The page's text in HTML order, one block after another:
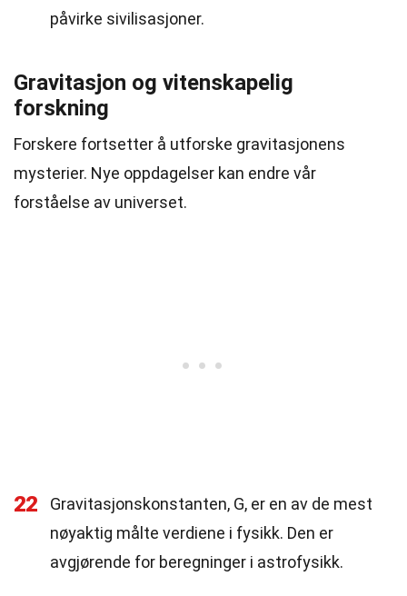
påvirke sivilisasjoner.
Gravitasjon og vitenskapelig
forskning
Forskere fortsetter å utforske gravitasjonens
mysterier. Nye oppdagelser kan endre vår
forståelse av universet.
22
Gravitasjonskonstanten, G, er en av de mest
nøyaktig målte verdiene i fysikk. Den er
avgjørende for beregninger i astrofysikk.